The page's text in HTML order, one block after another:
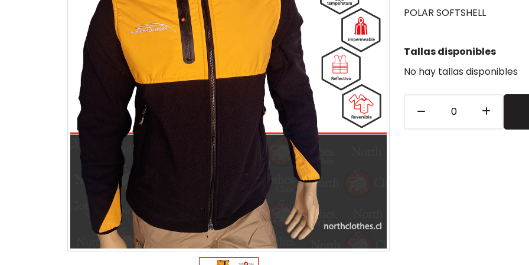
POLAR SOFTSHELL
Tallas disponibles
No hay tallas disponibles